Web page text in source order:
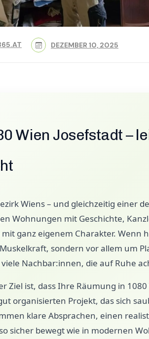
DEZEMBER 10, 2025
Wien Josefstadt –
Wiens – und gleichzeitig einer
Wohnungen mit Geschichte,
ganz eigenem Charakter. Wenn
sondern vor allem um
Nachbar:innen, die auf Ruhe
Ziel ist, dass Ihre Räumung in
organisierten Projekt, das sich
klare Absprachen, einen
sicher bewegt wie in modernen